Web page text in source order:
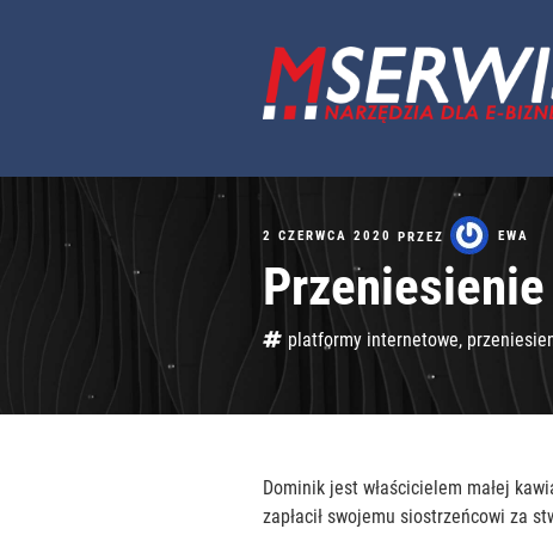
OPUBLIKOWANE
2 CZERWCA 2020 PRZEZ EWA
Tagi
platformy internetowe,
Dominik jest właścicielem małej
zapłacił swojemu siostrzeńcowi za